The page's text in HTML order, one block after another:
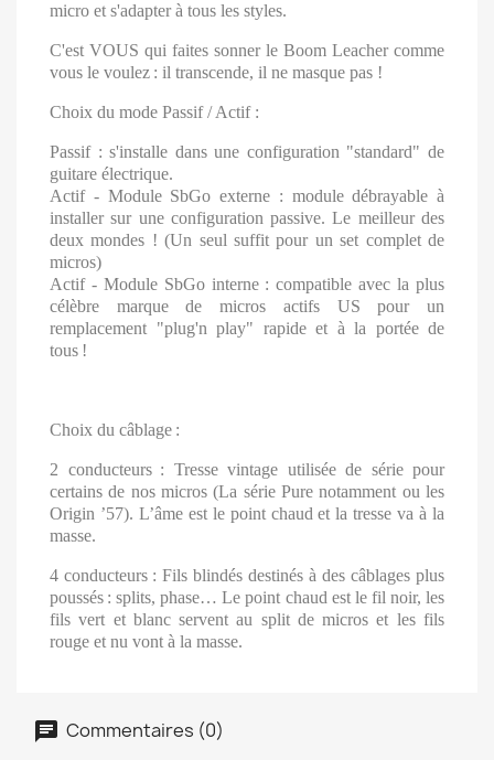
micro et s'adapter à tous les styles.
C'est VOUS qui faites sonner le Boom Leacher comme
vous le voulez : il transcende, il ne masque pas !
Choix du mode Passif / Actif :
Passif : s'installe dans une configuration "standard" de
guitare électrique.
Actif - Module SbGo externe : module débrayable à
installer sur une configuration passive. Le meilleur des
deux mondes ! (Un seul suffit pour un set complet de
micros)
Actif - Module SbGo interne : compatible avec la plus
célèbre marque de micros actifs US pour un
remplacement "plug'n play" rapide et à la portée de
tous !
Choix du câblage :
2 conducteurs : Tresse vintage utilisée de série pour
certains de nos micros (La série Pure notamment ou les
Origin ’57). L’âme est le point chaud et la tresse va à la
masse.
4 conducteurs : Fils blindés destinés à des câblages plus
poussés : splits, phase… Le point chaud est le fil noir, les
fils vert et blanc servent au split de micros et les fils
rouge et nu vont à la masse.
Commentaires (0)